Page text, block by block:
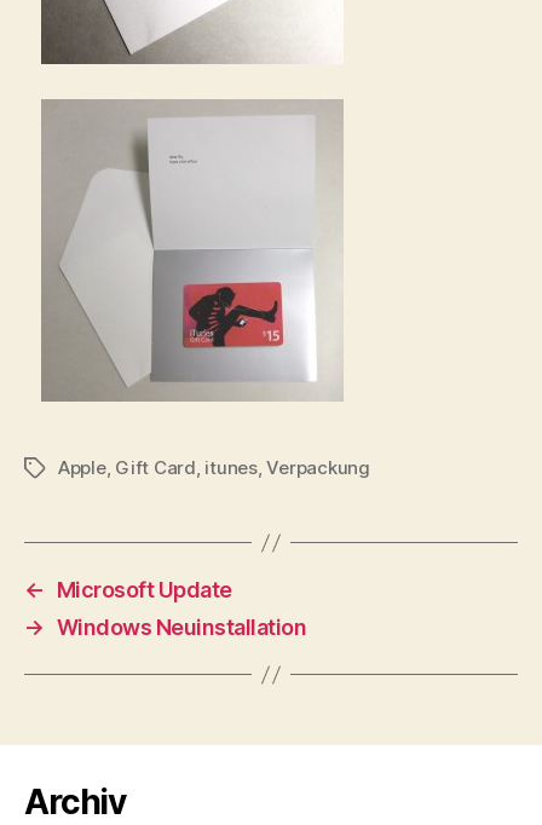
Schlagwörter
Apple, Gift Card, itunes,Verpackung
←
Microsoft Update
→ Windows Neuinstallation
Archiv